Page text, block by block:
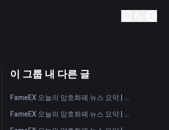
이 그룹 내 다른 글
FameEX 오늘의 암호화폐 뉴스 요약 | 2026년 8월 7일
FameEX 오늘의 암호화폐 뉴스 요약 | 2026년 8월 6일